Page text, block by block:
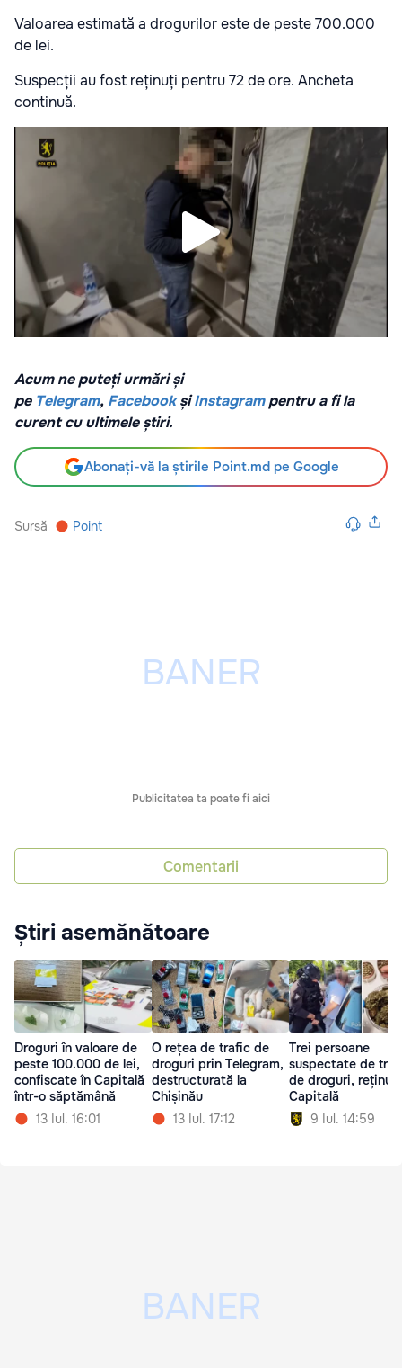
Valoarea estimată a drogurilor este de peste 700.000
de lei.
Suspecții au fost reținuți pentru 72 de ore. Ancheta
continuă.
Acum ne puteți urmări și
pe Telegram, Facebook șiInstagrampentru a fi la
curent cu ultimele știri.
Abonați-vă la știrile Point.md pe Google
Sursă Point
Publicitatea ta poate fi aici
Comentarii
Știri asemănătoare
Droguri în valoare de
peste 100.000 de lei,
confiscate în Capitală
într-o săptămână
13 Iul. 16:01
O rețea de trafic de
droguri prin Telegram,
destructurată la
Chișinău
13 Iul. 17:12
Trei persoane
suspectate de
de droguri,
Capitală
9 Iul. 14:59